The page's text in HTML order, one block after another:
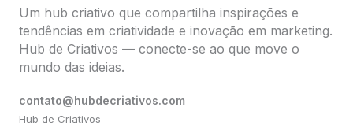
Um hub criativo que compartilha inspirações e
tendências em criatividade e inovação em marketing.
Hub de Criativos — conecte-se ao que move o
mundo das ideias.
contato@hubdecriativos.com
Hub de Criativos